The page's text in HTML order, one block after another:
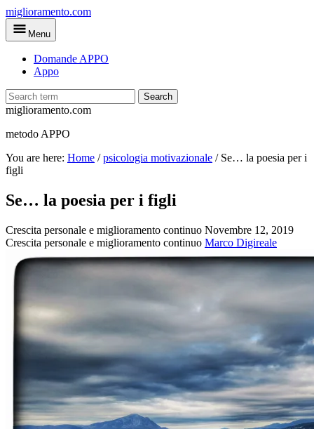
Skip
to
main
miglioramento.com
Menu
Domande APPO
Appo
Search
miglioramento.com
metodo APPO
You are here: Home /psicologia motivazionale / Se… la poesia per i
figli
Se… la poesia per i figli
Crescita personale e miglioramento continuo Novembre 12, 2019
Crescita personale e miglioramento continuo Marco Digireale